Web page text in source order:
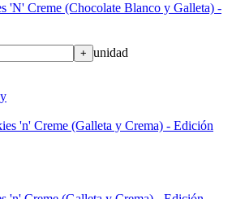
'N' Creme (Chocolate Blanco y Galleta) -
+ unidad